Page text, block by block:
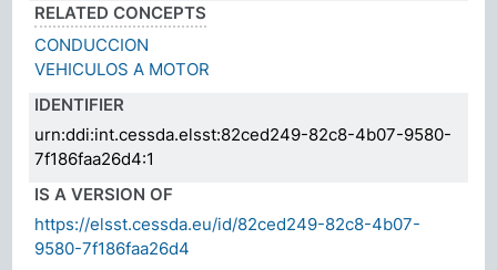
RELATED CONCEPTS
CONDUCCION
VEHICULOS A MOTOR
IDENTIFIER
urn:ddi:int.cessda.elsst:82ced249-82c8-4b07-9580-
7f186faa26d4:1
IS A VERSION OF
https://elsst.cessda.eu/id/82ced249-82c8-4b07-
9580-7f186faa26d4